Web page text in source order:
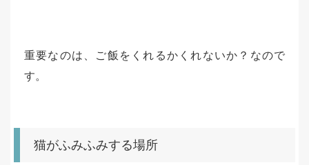
重要なのは、ご飯をくれるかくれないか？なので
す。
猫がふみふみする場所